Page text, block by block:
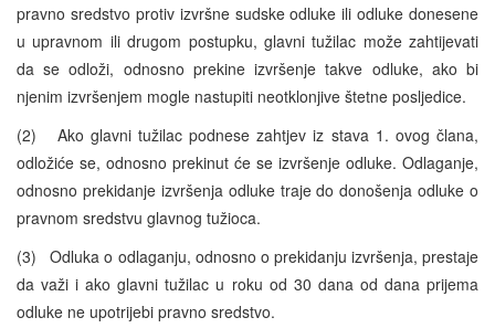
pravno sredstvo protiv izvršne sudske odluke ili odluke donesene
u upravnom ili drugom postupku, glavni tužilac može zahtijevati
da se odloži, odnosno prekine izvršenje takve odluke, ako bi
njenim izvršenjem mogle nastupiti neotklonjive štetne posljedice.
(2) Ako glavni tužilac podnese zahtjev iz stava 1. ovog člana,
odložiće se, odnosno prekinut će se izvršenje odluke. Odlaganje,
odnosno prekidanje izvršenja odluke traje do donošenja odluke o
pravnom sredstvu glavnog tužioca.
(3) Odluka o odlaganju, odnosno o prekidanju izvršenja, prestaje
da važi i ako glavni tužilac u roku od 30 dana od dana prijema
odluke ne upotrijebi pravno sredstvo.